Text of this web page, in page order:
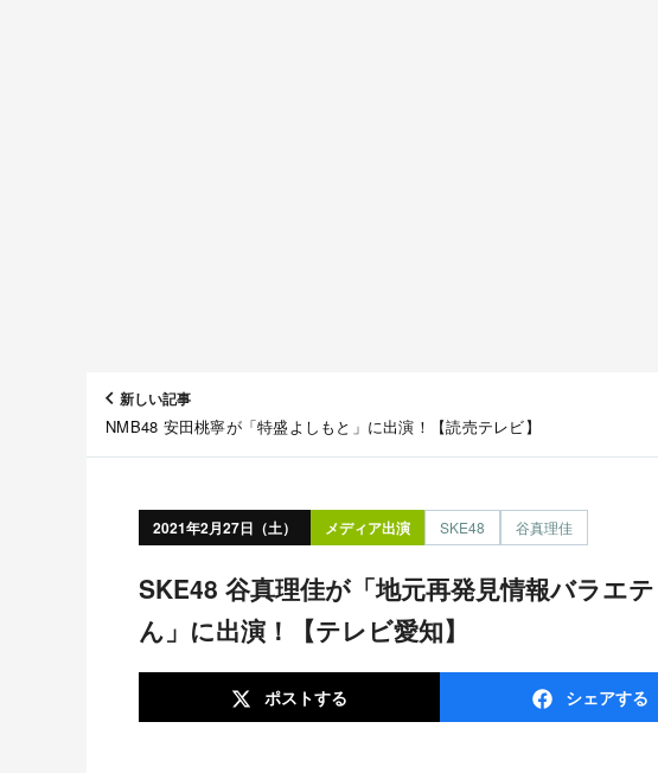
新しい記事
NMB48 安田桃寧が「特盛よしもと」に出演！【読売テレビ】
2021年2月27日（土） メディア出演 SKE48 谷真理佳
SKE48 谷真理佳が「地元再発見情報バラエティー お宝ちゃ
ん」に出演！【テレビ愛知】
ポストする シェアする